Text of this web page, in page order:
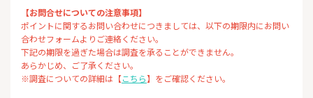
【お問合せについての注意事項】
ポイントに関するお問い合わせにつきましては、以下の期限内にお問い
合わせフォームよりご連絡ください。
下記の期限を過ぎた場合は調査を承ることができません。
あらかじめ、ご了承ください。
※調査についての詳細は【こちら】をご確認ください。